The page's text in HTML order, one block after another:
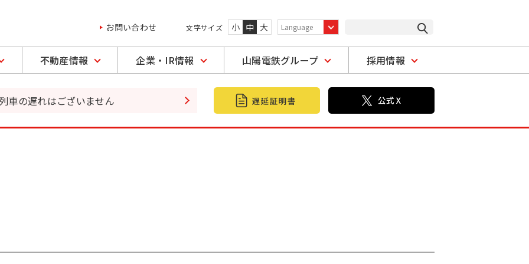
お問い合わせ 文字サイズ 小 中 大
不動産情報 企業・IR情報 山陽電鉄グループ 採用情報
車の遅れはございません